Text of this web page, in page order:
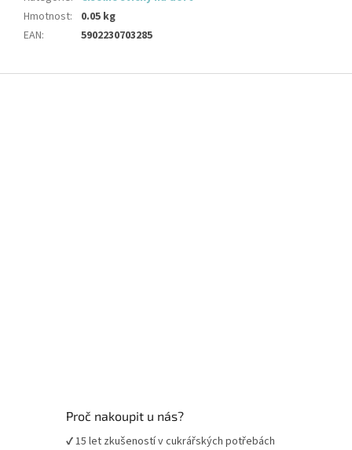
Hmotnost:
0.05 kg
EAN: 5902230703285
Proč nakoupit u nás?
✔ 15 let zkušeností v cukrářských potřebách